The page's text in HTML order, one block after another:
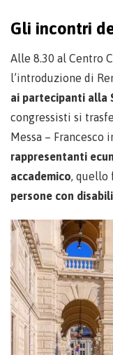
Gli incontri
Alle 8.30 al Centro
l’introduzione di
ai partecipanti alla
congressisti si
Messa –
rappresentanti
accademico, quello
persone con